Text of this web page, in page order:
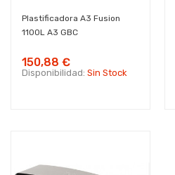
Plastificadora A3 Fusion
1100L A3 GBC
150,88 €
Disponibilidad: Sin Stock